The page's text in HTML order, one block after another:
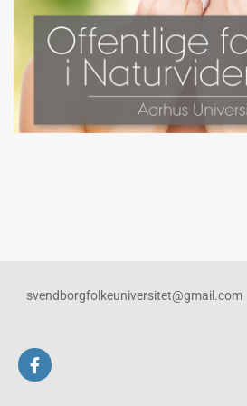
svendborgfolkeuniversitet@gmail.com